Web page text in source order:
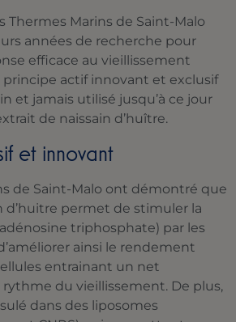
Thermes Marins de Saint-Malo
années de recherche pour
efficace au vieillissement
principe actif innovant et exclusif
et jamais utilisé jusqu’à ce jour
de naissain d’huître.
et innovant
de Saint-Malo ont démontré que
d’huitre permet de stimuler la
triphosphate) par les
ainsi le rendement
entrainant un net
du vieillissement. De plus,
dans des liposomes